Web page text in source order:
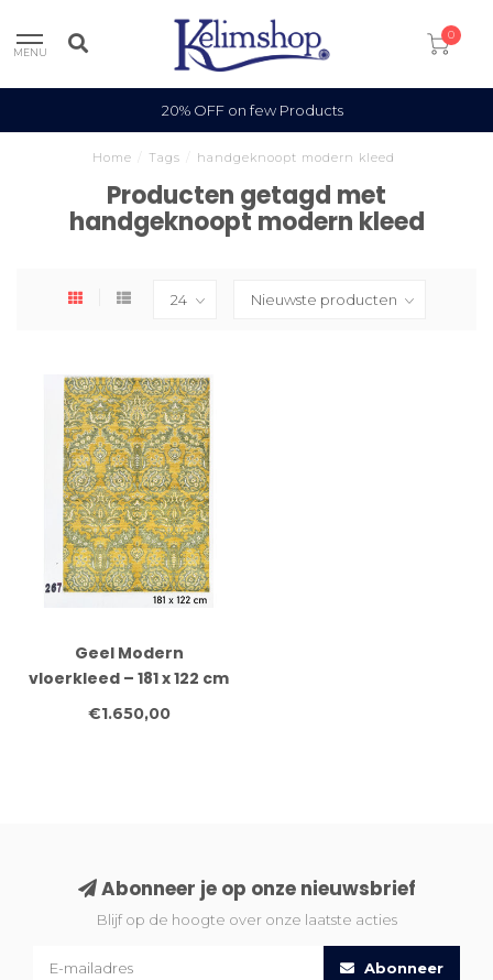
MENU
0
20% OFF on few Products
Home Tags handgeknoopt modern kleed
Producten getagd met
handgeknoopt modern kleed
Geel Modern
vloerkleed – 181 x 122 cm
– Handgeknoopt wollen
€1.650,00
Abonneer je op onze nieuwsbrief
Blijf op de hoogte over onze laatste acties
Abonneer